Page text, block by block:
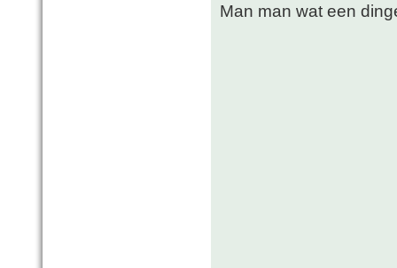
Man man wat een